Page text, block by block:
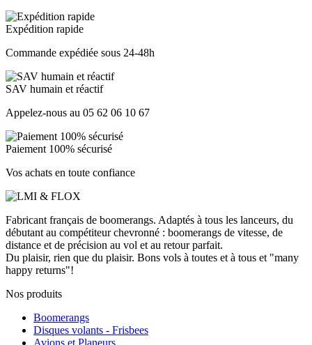
Expédition rapide
Commande expédiée sous 24-48h
SAV humain et réactif
Appelez-nous au 05 62 06 10 67
Paiement 100% sécurisé
Vos achats en toute confiance
Fabricant français de boomerangs. Adaptés à tous les lanceurs, du
débutant au compétiteur chevronné : boomerangs de vitesse, de
distance et de précision au vol et au retour parfait.
Du plaisir, rien que du plaisir. Bons vols à toutes et à tous et "many
happy returns"!
Nos produits
Boomerangs
Disques volants - Frisbees